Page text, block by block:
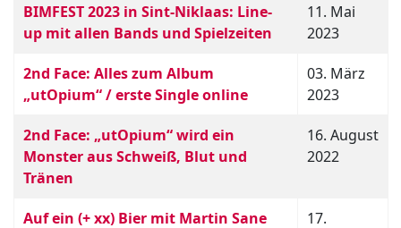
BIMFEST 2023 in Sint-Niklaas: Line-
up mit allen Bands und Spielzeiten
11. Mai
2023
2nd Face: Alles zum Album
„utOpium“ / erste Single online
03. März
2023
2nd Face: „utOpium“ wird ein
Monster aus Schweiß, Blut und
Tränen
16. August
2022
Auf ein (+ xx) Bier mit Martin Sane
17.